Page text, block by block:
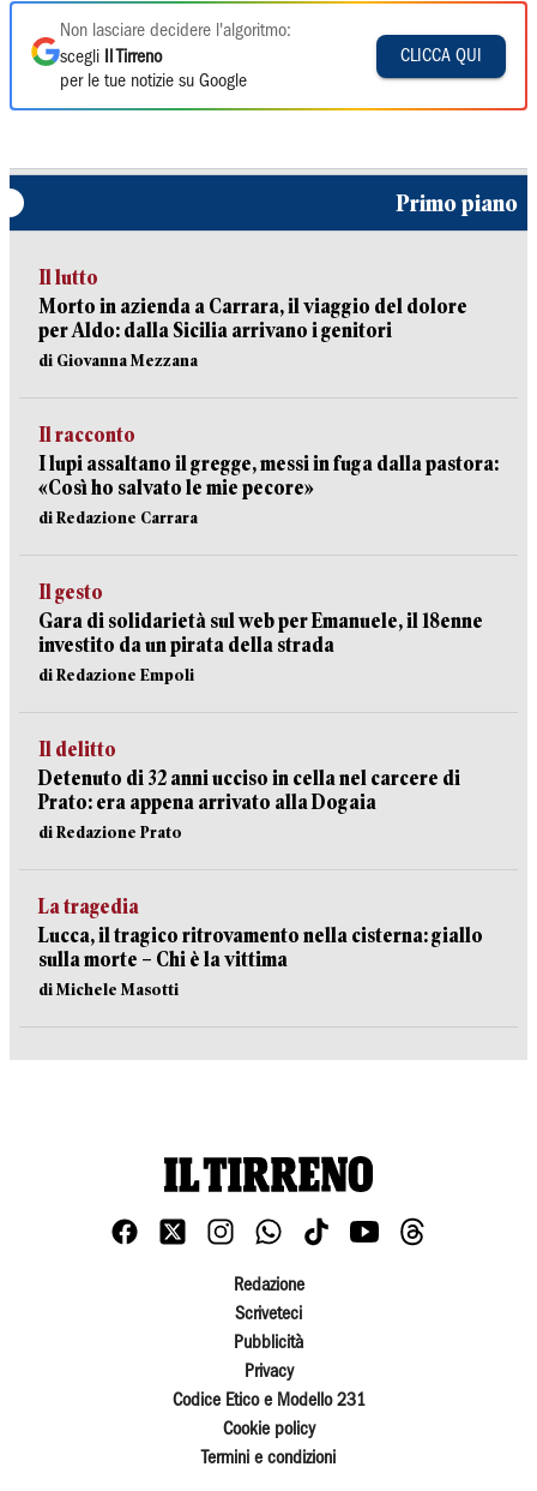
Non lasciare decidere l'algoritmo:
scegli
Il Tirreno
per le tue notizie su Google
CLICCA QUI
Primo piano
Il lutto
Morto in azienda a Carrara, il viaggio del dolore
per Aldo: dalla Sicilia arrivano i genitori
di Giovanna Mezzana
Il racconto
I lupi assaltano il gregge, messi in fuga dalla pastora:
«Così ho salvato le mie pecore»
di Redazione Carrara
Il gesto
Gara di solidarietà sul web per Emanuele, il 18enne
investito da un pirata della strada
di Redazione Empoli
Il delitto
Detenuto di 32 anni ucciso in cella nel carcere di
Prato: era appena arrivato alla Dogaia
di Redazione Prato
La tragedia
Lucca, il tragico ritrovamento nella cisterna: giallo
sulla morte – Chi è la vittima
di Michele Masotti
Redazione
Scriveteci
Pubblicità
Privacy
Codice Etico e Modello 231
Cookie policy
Termini e condizioni